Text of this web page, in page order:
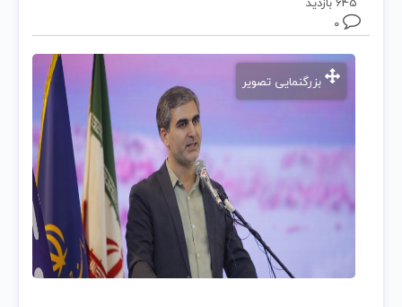
۰
بزرگنمایی تصویر